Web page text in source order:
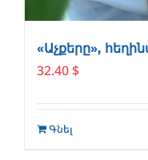
«Աչքերը»,
32.40 $
Գնել